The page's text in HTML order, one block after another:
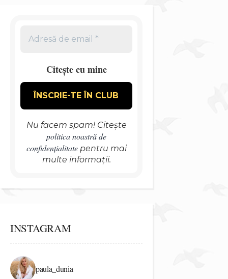
Citește cu mine
Nu facem spam! Citește
politica noastră de
confidențialitatepentru mai
multe informații.
INSTAGRAM
paula_dunia